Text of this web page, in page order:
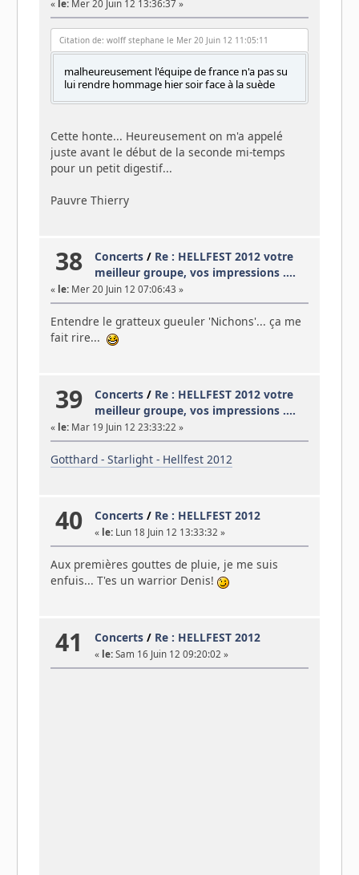
« le:Mer 20 Juin 12 13:36:37 »
Citation de: wolff stephane le Mer 20 Juin 12 11:05:11
malheureusement l'équipe de france n'a pas su
lui rendre hommage hier soir face à la suède
Cette honte... Heureusement on m'a appelé
juste avant le début de la seconde mi-temps
pour un petit digestif...
Pauvre Thierry
38 Concerts / Re : HELLFEST 2012 votre
meilleur groupe, vos impressions ....
« le:Mer 20 Juin 12 07:06:43 »
Entendre le gratteux gueuler 'Nichons'... ça me
fait rire...
39 Concerts / Re : HELLFEST 2012 votre
meilleur groupe, vos impressions ....
« le:Mar 19 Juin 12 23:33:22 »
Gotthard - Starlight - Hellfest 2012
40 Concerts / Re : HELLFEST 2012
« le: Lun 18 Juin 12 13:33:32 »
Aux premières gouttes de pluie, je me suis
enfuis... T'es un warrior Denis!
41 Concerts / Re : HELLFEST 2012
« le: Sam 16 Juin 12 09:20:02 »